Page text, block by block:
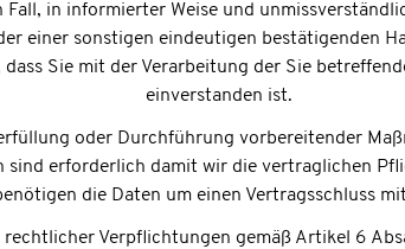
in informierter Weise und
einer sonstigen eindeutigen bestätigenden
Sie mit der Verarbeitung der Sie
einverstanden ist.
oder Durchführung vorbereitender
sind erforderlich damit wir die vertraglichen
die Daten um einen Vertragsschluss
Verpflichtungen gemäß Artikel 6